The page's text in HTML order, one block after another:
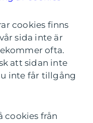
cookies finns
sida inte är
ofta.
att sidan inte
inte får tillgång
cookies från